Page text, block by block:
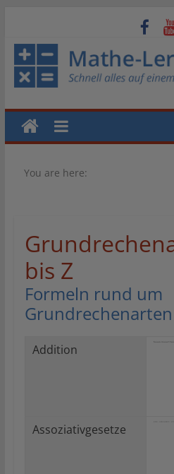
You are here:
bis Z
Formeln rund um
Grundrechenarten
Addition
Assoziativgesetze